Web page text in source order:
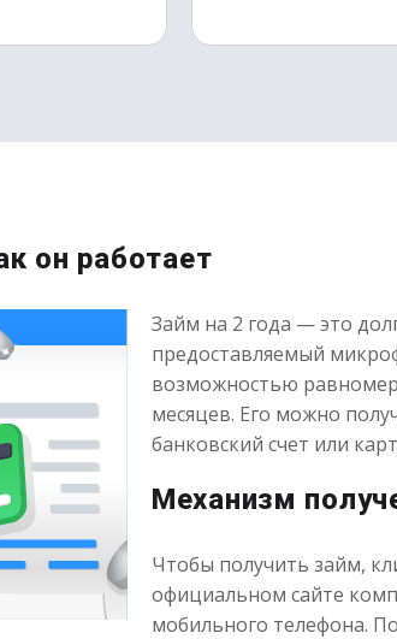
он работает
Займ на 2 года — это
предоставляемый
возможностью
месяцев. Его можно
банковский счет или
Механизм
Чтобы получить займ,
официальном сайте
мобильного телефона.